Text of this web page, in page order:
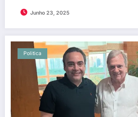
Junho 23, 2025
Politica